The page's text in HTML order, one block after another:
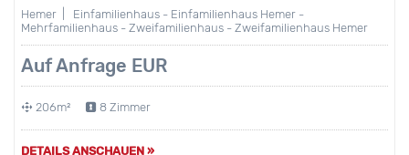
Hemer | Einfamilienhaus - Einfamilienhaus Hemer -
Mehrfamilienhaus - Zweifamilienhaus - Zweifamilienhaus Hemer
Auf Anfrage EUR
206m² 8 Zimmer
DETAILS ANSCHAUEN »